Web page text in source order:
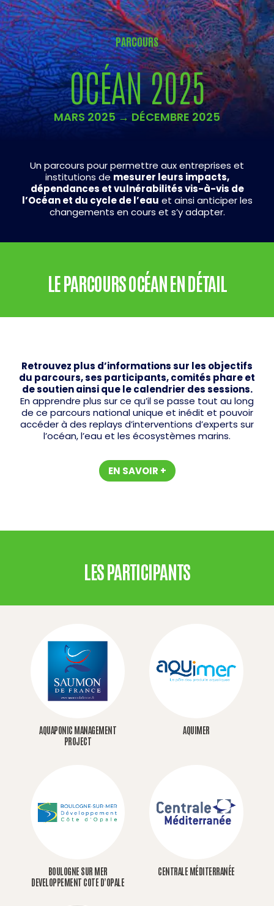
PARCOURS
OCÉAN 2025
MARS 2025 → DÉCEMBRE 2025
Un parcours pour permettre aux entreprises et
institutions de mesurer leurs impacts,
dépendances et vulnérabilités vis-à-vis de
l’Océan et du cycle de l’eau et ainsi anticiper les
changements en cours et s’y adapter.
LE PARCOURS OCÉAN EN DÉTAIL
Retrouvez plus d’informations sur les objectifs
du parcours, ses participants, comités phare et
de soutien ainsi que le calendrier des sessions.
En apprendre plus sur ce qu’il se passe tout au long
de ce parcours national unique et inédit et pouvoir
accéder à des replays d’interventions d’experts sur
l’océan, l’eau et les écosystèmes marins.
EN SAVOIR +
LES PARTICIPANTS
AQUAPONIC MANAGEMENT
PROJECT
AQUIMER
BOULOGNE SUR MER
DEVELOPPEMENT COTE D’OPALE
CENTRALE MÉDITERRANÉE